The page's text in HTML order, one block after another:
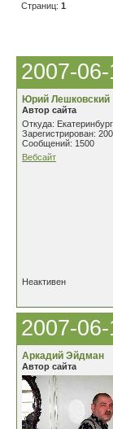
Страниц: 1
2007-
Юрий Лешковский
Автор сайта
Откуда: Екатеринбург
Зарегистрирован:
Сообщений: 1500
Вебсайт
Неактивен
2007-
Аркадий Эйдман
Автор сайта